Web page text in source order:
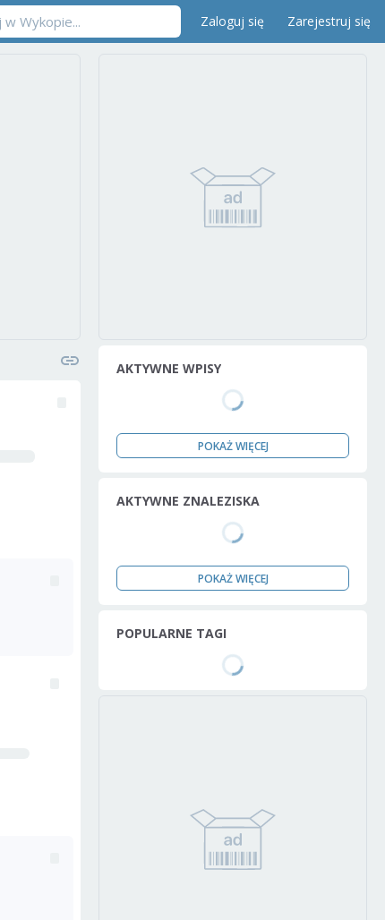
Zaloguj się Zarejestruj się
AKTYWNE WPISY
POKAŻ WIĘCEJ
AKTYWNE ZNALEZISKA
POKAŻ WIĘCEJ
POPULARNE TAGI